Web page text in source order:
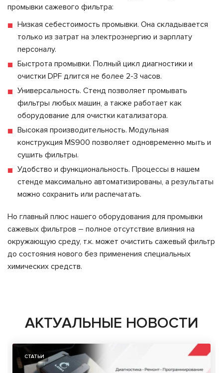
промывки сажевого фильтра:
Низкая себестоимость промывки. Она складывается
только из затрат на электроэнергию и зарплату
персоналу.
Быстрота промывки. Полный цикл диагностики и
очистки DPF длится не более 2-3 часов.
Универсальность. Стенд позволяет промывать
фильтры любых машин, а также работает как
оборудование для очистки катализатора.
Высокая производительность. Модульная
конструкция MS900 позволяет одновременно мыть и
сушить фильтры.
Удобство и функциональность. Процессы в нашем
стенде максимально автоматизированы, а результаты
можно сохранить или распечатать.
Но главный плюс нашего оборудования для промывки
сажевых фильтров – полное отсутствие влияния на
окружающую среду, т.к. может очистить сажевый фильтр
до состояния нового без применения специальных
химических средств.
АКТУАЛЬНЫЕ НОВОСТИ
СТАТЬИ